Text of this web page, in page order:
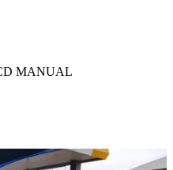
MANUAL